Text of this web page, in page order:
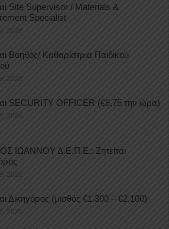
Site Supervisor / Materials &
Specialist
2026
Βοηθός/ Καθαρίστρια Παιδικού
2026
SECURITY OFFICER (€8,75 την ώρα)
2026
ΙΩΑΝΝΟΥ Δ.Ε.Π.Ε.: Ζητείται
2026
Δικηγόρος (μισθός €1.300 – €2.100)
2026